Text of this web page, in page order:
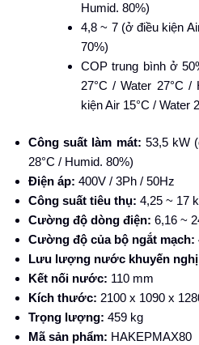
Humid. 80%)
4,8 ~ 7 (ở điều kiện
70%)
COP trung bình ở
27°C / Water 27°C
kiện Air 15°C / Water
Công suất làm mát: 53,5 kW
28°C / Humid. 80%)
Điện áp: 400V / 3Ph / 50Hz
Công suất tiêu thụ: 4,25 ~ 17
Cường độ dòng điện: 6,16 ~
Cường độ của bộ ngắt mạch:
Lưu lượng nước khuyến
Kết nối nước: 110 mm
Kích thước: 2100 x 1090 x
Trọng lượng: 459 kg
Mã sản phẩm: HAKEPMAX80